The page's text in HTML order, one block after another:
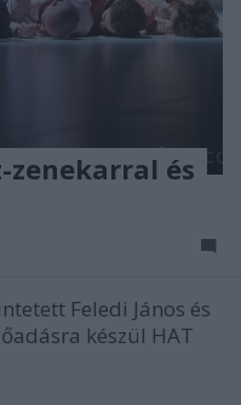
zenekarral és
Feledi János és
készül HAT